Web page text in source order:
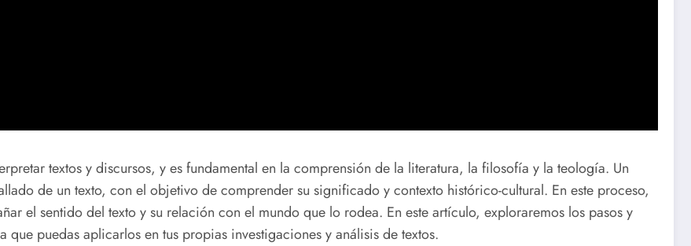
textos y discursos, y es fundamental en la comprensión de la literatura, la filosofía y la teología. Un
de un texto, con el objetivo de comprender su significado y contexto histórico-cultural. En este proceso,
el sentido del texto y su relación con el mundo que lo rodea. En este artículo, exploraremos los pasos y
puedas aplicarlos en tus propias investigaciones y análisis de textos.